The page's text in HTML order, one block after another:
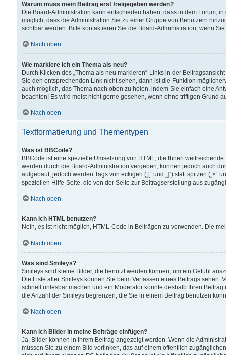
Warum muss mein Beitrag erst freigegeben werden?
Die Board-Administration kann entschieden haben, dass in dem Forum,
möglich, dass die Administration Sie zu einer Gruppe von Benutzern
sichtbar werden. Bitte kontaktieren Sie die Board-Administration, wenn
Nach oben
Wie markiere ich ein Thema als neu?
Durch Klicken des „Thema als neu markieren“-Links in der
Sie den entsprechenden Link nicht sehen, dann ist die Funktion
auch möglich, das Thema nach oben zu holen, indem Sie einfach eine
beachten! Es wird meist nicht gerne gesehen, wenn ohne triftigen Grund
Nach oben
Textformatierung und Thementypen
Was ist BBCode?
BBCode ist eine spezielle Umsetzung von HTML, die Ihnen
werden durch die Board-Administration vergeben, können jedoch auch
aufgebaut, jedoch werden Tags von eckigen („[“ und „]“) statt spitzen
speziellen Hilfe-Seite, die von der Seite zur Beitragserstellung aus
Nach oben
Kann ich HTML benutzen?
Nein, es ist nicht möglich, HTML-Code in Beiträgen zu verwenden. Die
Nach oben
Was sind Smileys?
Smileys sind kleine Bilder, die benutzt werden können, um ein Gefühl
Die Liste aller Smileys können Sie beim Verfassen eines Beitrags
schnell unlesbar machen und ein Moderator könnte deshalb Ihren
die Anzahl der Smileys begrenzen, die Sie in einem Beitrag benutzen
Nach oben
Kann ich Bilder in meine Beiträge einfügen?
Ja, Bilder können in Ihrem Beitrag angezeigt werden. Wenn die
müssen Sie zu einem Bild verlinken, das auf einem öffentlich